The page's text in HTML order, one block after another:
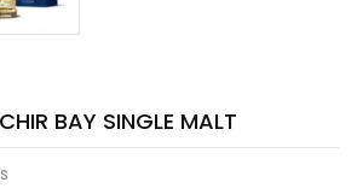
BAY SINGLE MALT